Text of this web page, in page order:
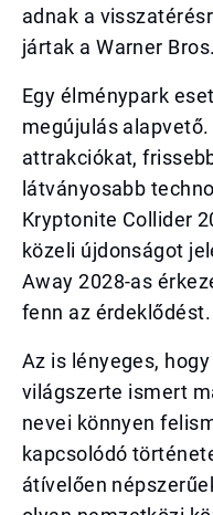
adnak a
jártak a Warner
Egy élménypark
megújulás
attrakciókat,
látványosabb
Kryptonite Collider
közeli újdonságot
Away 2028-as
fenn az érdeklődést.
Az is lényeges,
világszerte ismert
nevei könnyen
kapcsolódó
átívelően